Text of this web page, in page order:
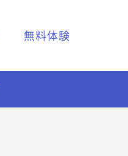
無料体験